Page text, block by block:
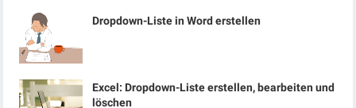
Dropdown-Liste in Word erstellen
Excel: Dropdown-Liste erstellen, bearbeiten und
löschen